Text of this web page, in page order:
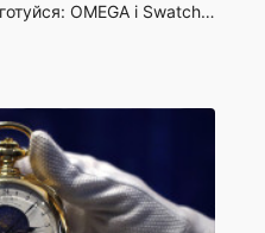
OMEGA і Swatch…